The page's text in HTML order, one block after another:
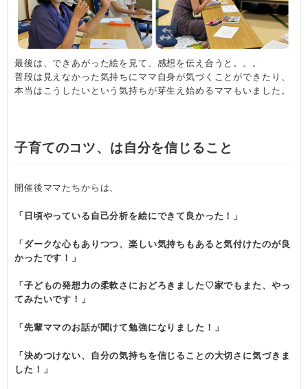
最後は、できあがった絵を見て、感想を伝え合うと。。。
普段は見えなかった気持ちにママ自身が気づくことができたり、
本当はこうしたいという気持ちが芽生え始めるママもいました。
子育てのコツ、は自分を信じること
開催後ママたちからは、
「日頃やっている自己分析を絵にできて良かった！」
「ダークな心もありつつ、楽しい気持ちもあると気付けたのが良
かったです！」
「子どもの発想力の柔軟さにおどろきました♡家でもまた、やっ
てみたいです！」
「先輩ママのお話が聞けて勉強になりました！」
「決めつけない、自分の気持ちを信じることの大切さに気づきま
した！」